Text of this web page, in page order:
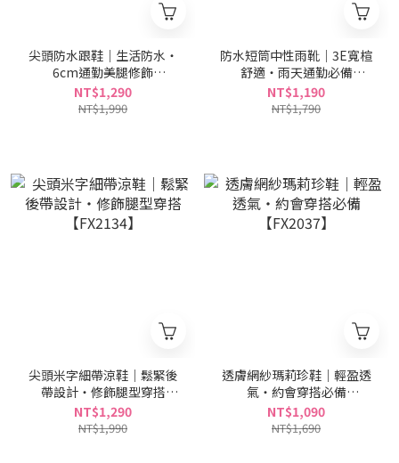
尖頭防水跟鞋｜生活防水・
6cm通勤美腿修飾
【CX3073】
NT$1,290
NT$1,990
防水短筒中性雨靴｜3E寬楦
舒適・雨天通勤必備
【HF202】
NT$1,190
NT$1,790
尖頭米字細帶涼鞋｜鬆緊後
帶設計・修飾腿型穿搭
【FX2134】
NT$1,290
NT$1,990
透膚網紗瑪莉珍鞋｜輕盈透
氣・約會穿搭必備
【FX2037】
NT$1,090
NT$1,690